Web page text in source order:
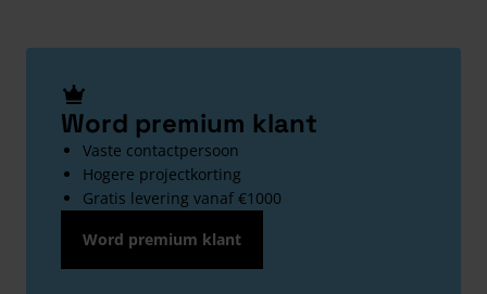
Word premium klant
Vaste contactpersoon
Hogere projectkorting
Gratis levering vanaf €1000
Word premium klant